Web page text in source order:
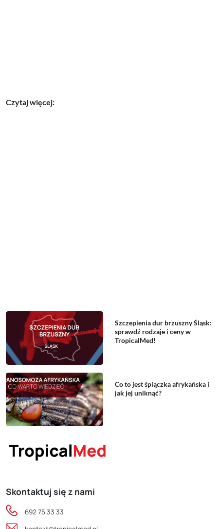
Czytaj więcej:
Szczepienia dur brzuszny Śląsk:
sprawdź rodzaje i ceny w
TropicalMed!
Co to jest śpiączka afrykańska i
jak jej uniknąć?
Skontaktuj się z nami
692 75 33 33